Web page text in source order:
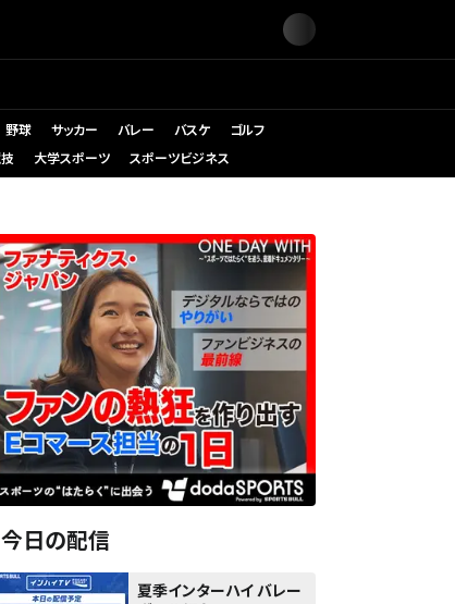
野球 サッカー バレー バスケ
ゴルフ
大学スポーツ スポーツビジネス
今日の配信
夏季インターハイ バレー